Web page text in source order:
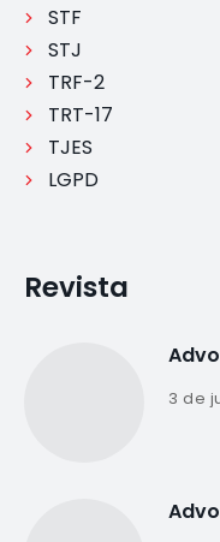
STF
STJ
TRF-2
TRT-17
TJES
LGPD
Revista
3 de